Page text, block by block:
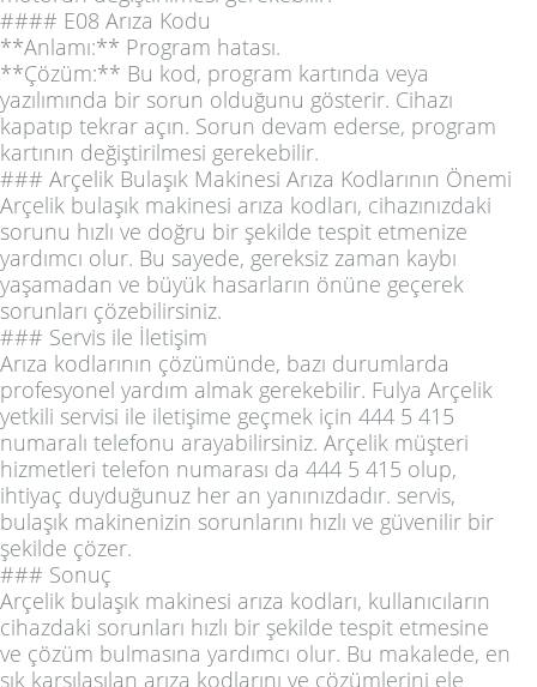
#### E08 Arıza Kodu
**Anlamı:** Program hatası.
**Çözüm:** Bu kod, program kartında veya
yazılımında bir sorun olduğunu gösterir. Cihazı
kapatıp tekrar açın. Sorun devam ederse, program
kartının değiştirilmesi gerekebilir.
### Arçelik Bulaşık Makinesi Arıza Kodlarının Önemi
Arçelik bulaşık makinesi arıza kodları, cihazınızdaki
sorunu hızlı ve doğru bir şekilde tespit etmenize
yardımcı olur. Bu sayede, gereksiz zaman kaybı
yaşamadan ve büyük hasarların önüne geçerek
sorunları çözebilirsiniz.
### Servis ile İletişim
Arıza kodlarının çözümünde, bazı durumlarda
profesyonel yardım almak gerekebilir. Fulya Arçelik
yetkili servisi ile iletişime geçmek için 444 5 415
numaralı telefonu arayabilirsiniz. Arçelik müşteri
hizmetleri telefon numarası da 444 5 415 olup,
ihtiyaç duyduğunuz her an yanınızdadır. servis,
bulaşık makinenizin sorunlarını hızlı ve güvenilir bir
şekilde çözer.
### Sonuç
Arçelik bulaşık makinesi arıza kodları, kullanıcıların
cihazdaki sorunları hızlı bir şekilde tespit etmesine
ve çözüm bulmasına yardımcı olur. Bu makalede, en
sık karşılaşılan arıza kodlarını ve çözümlerini ele